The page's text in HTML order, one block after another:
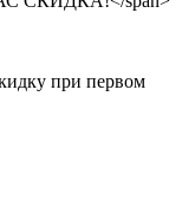
при первом